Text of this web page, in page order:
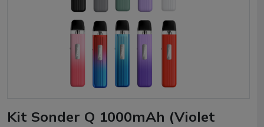
Kit Sonder Q 1000mAh (Violet